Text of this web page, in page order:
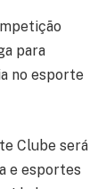
para
no esporte
Clube será
e esportes